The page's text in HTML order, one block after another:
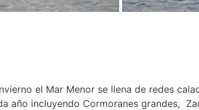
el Mar Menor se llena de redes
año incluyendo Cormoranes grandes,